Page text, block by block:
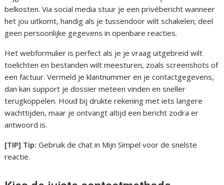
belkosten. Via social media stuur je een privébericht wanneer
het jou uitkomt, handig als je tussendoor wilt schakelen; deel
geen persoonlijke gegevens in openbare reacties.
Het webformulier is perfect als je je vraag uitgebreid wilt
toelichten en bestanden wilt meesturen, zoals screenshots of
een factuur. Vermeld je klantnummer en je contactgegevens,
dan kan support je dossier meteen vinden en sneller
terugkoppelen. Houd bij drukte rekening met iets langere
wachttijden, maar je ontvangt altijd een bericht zodra er
antwoord is.
[TIP] Tip: Gebruik de chat in Mijn Simpel voor de snelste
reactie.